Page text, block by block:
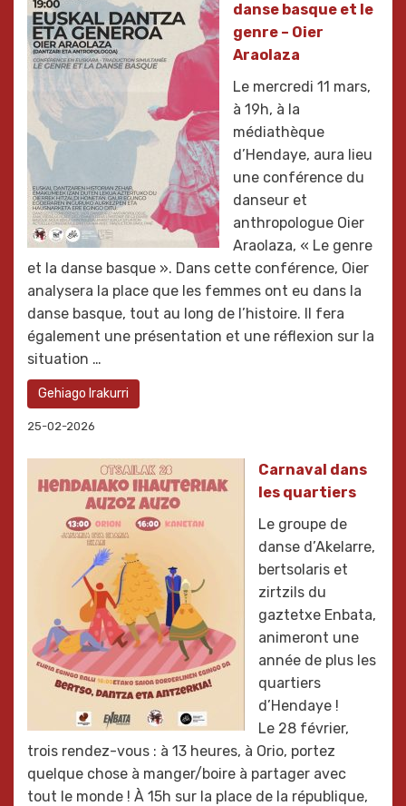
danse basque et le
genre – Oier
Araolaza
Le mercredi 11 mars,
à 19h, à la
médiathèque
d’Hendaye, aura lieu
une conférence du
danseur et
anthropologue Oier
Araolaza, « Le genre
et la danse basque ». Dans cette conférence, Oier
analysera la place que les femmes ont eu dans la
danse basque, tout au long de l’histoire. Il fera
également une présentation et une réflexion sur la
situation …
Gehiago Irakurri
25-02-2026
Carnaval dans
les quartiers
Le groupe de
danse d’Akelarre,
bertsolaris et
zirtzils du
gaztetxe Enbata,
animeront une
année de plus les
quartiers
d’Hendaye !
Le 28 février,
trois rendez-vous : à 13 heures, à Orio, portez
quelque chose à manger/boire à partager avec
tout le monde ! À 15h sur la place de la république,